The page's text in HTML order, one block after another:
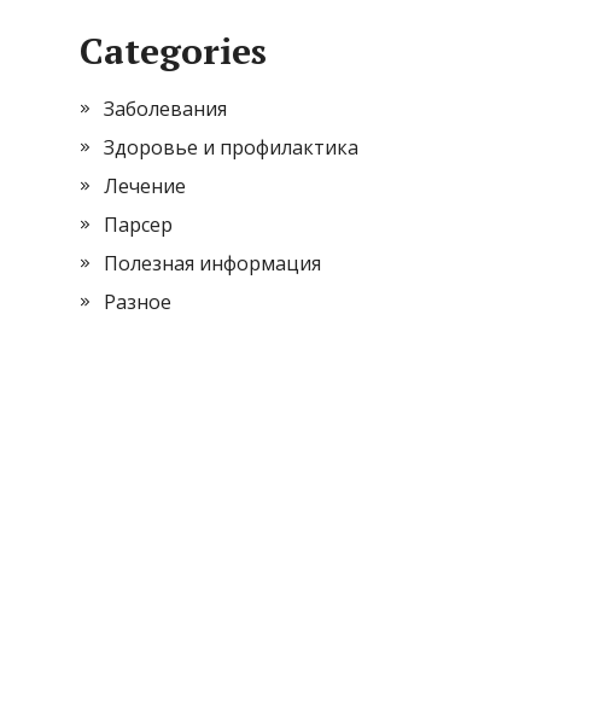
Categories
Заболевания
Здоровье и профилактика
Лечение
Парсер
Полезная информация
Разное